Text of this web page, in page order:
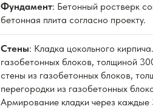
Фундамент: Бетонный ростверк
бетонная плита согласно проекту.
Стены: Кладка цокольного
газобетонных блоков, толщиной
стены из газобетонных блоков,
перегородки из газобетонных
Армирование кладки через